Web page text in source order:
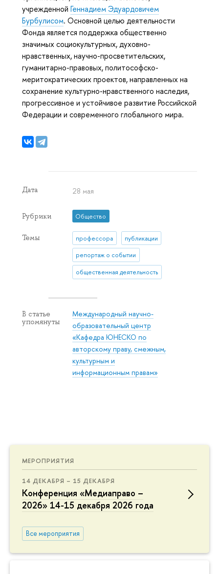
МЕРОПРИЯТИЯ
14 ДЕКАБРЯ – 15 ДЕКАБРЯ
Конференция «Медиаправо –
2026» 14-15 декабря 2026 года
Все мероприятия
учрежденной Геннадием Эдуардовичем
Бурбулисом. Основной целью деятельности
Фонда является поддержка общественно
значимых социокультурных, духовно-
нравственных, научно-просветительских,
гуманитарно-правовых, политософско-
меритократических проектов, направленных на
сохранение культурно-нравственного наследия,
прогрессивное и устойчивое развитие Российской
Федерации и современного глобального мира.
Дата 28 мая
Рубрики Общество
Темы профессора публикации
репортаж о событии
общественная деятельность
В статье
упомянуты
Международный научно-
образовательный центр
«Кафедра ЮНЕСКО по
авторскому праву, смежным,
культурным и
информационным правам»